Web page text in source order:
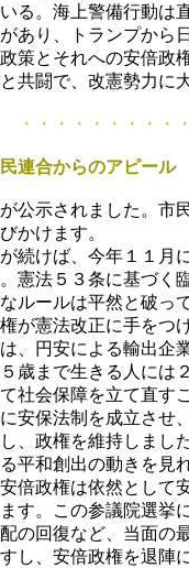
る。海上警備行動は
あり、トランプから
とそれへの安倍政権
共闘で、改憲勢力に
・・・・・・・
連合からのアピール
公示されました。
かけます。
続けば、今年１１月
憲法５３条に基づ
ルールは平然と破っ
が憲法改正に手をつ
、円安による輸出企
歳まで生きる人には
社会保障を立て直す
安保法制を成立させ
、政権を維持しまし
平和創出の動きを見
倍政権は依然として
す。この参議院選挙
の回復など、当面の
し、安倍政権を退陣